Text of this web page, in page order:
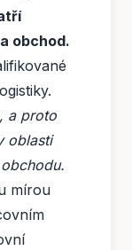
obchod.
a proto
oblasti
mírou